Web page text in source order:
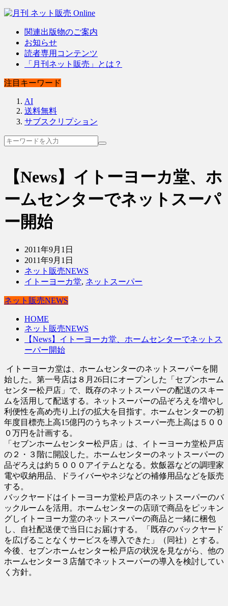
関連出版物のご案内
お知らせ
読者専用コンテンツ
「月刊ネット販売」とは？
注目キーワード
AI
送料無料
サブスクリプション
【News】イトーヨーカ堂、ホ
ームセンターでネットスーパ
ー開始
2011年9月1日
2011年9月1日
ネット販売NEWS
イトーヨーカ堂, ネットスーパー
ネット販売NEWS
HOME
ネット販売NEWS
【News】イトーヨーカ堂、ホームセンターでネットス
ーパー開始
イトーヨーカ堂は、ホームセンターのネットスーパーを開
始した。第一号店は８月26日にオープンした「セブンホーム
センター松戸店」で、既存のネットスーパーの配送のスキー
ムを活用して配送する。ネットスーパーの品ぞろえを増やし
利便性を高め売り上げの拡大を目指す。ホームセンターの初
年度目標売上高15億円のうちネットスーパー売上高は５００
０万円を計画する。
「セブンホームセンター松戸店」は、イトーヨーカ堂松戸店
の２・３階に開設した。ホームセンターのネットスーパーの
品ぞろえは約５０００アイテムとなる。炊飯器などの調理家
電や収納用品、ドライバーやネジなどの補修用品などを販売
する。
バックヤードはイトーヨーカ堂松戸店のネットスーパーのバ
ックルームを活用。ホームセンターの店頭で商品をピッキン
グしイトーヨーカ堂のネットスーパーの商品と一緒に梱包
し、自社配送便で当日にお届けする。「既存のバックヤード
を広げることなくサービスを導入できた」（同社）とする。
今後、セブンホームセンター松戸店の状況を見ながら、他の
ホームセンター３店舗でネットスーパーの導入を検討してい
く方針。